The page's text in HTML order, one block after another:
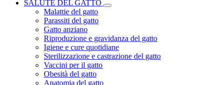
SALUTE DEL GATTO
Malattie del gatto
Parassiti del gatto
Gatto anziano
Riproduzione e gravidanza del gatto
Igiene e cure quotidiane
Sterilizzazione e castrazione del gatto
Vaccini per il gatto
Obesità del gatto
Anatomia del gatto